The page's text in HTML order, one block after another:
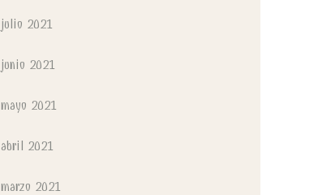
julio 2021
junio 2021
mayo 2021
abril 2021
marzo 2021